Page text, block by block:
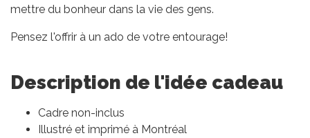
mettre du bonheur dans la vie des gens.
Pensez l'offrir à un ado de votre entourage!
Description de l'idée cadeau
Cadre non-inclus
Illustré et imprimé à Montréal